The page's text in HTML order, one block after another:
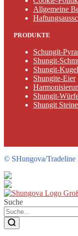
Allgemeine
PRODUKTE
Schungit-
Shungit-
Shungit-
Shungite-Eier
Shungit-
Shungit Steine
© SHungova/Tradeline
Suche